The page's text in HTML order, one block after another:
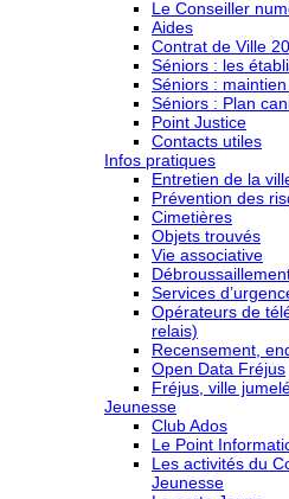
Le Conseiller
Aides
Contrat de Ville
Séniors : les
Séniors :
Séniors : Plan
Point Justice
Contacts utiles
Infos pratiques
Entretien de la
Prévention des
Cimetières
Objets trouvés
Vie associative
Services
Opérateurs de
relais)
Recensement,
Open Data Fréjus
Fréjus, ville
Jeunesse
Club Ados
Le Point
Les activités du
Jeunesse